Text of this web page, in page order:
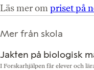
Läs mer ompriset på
Mer från skola
Jakten på biologisk
I Forskarhjälpen får elever och